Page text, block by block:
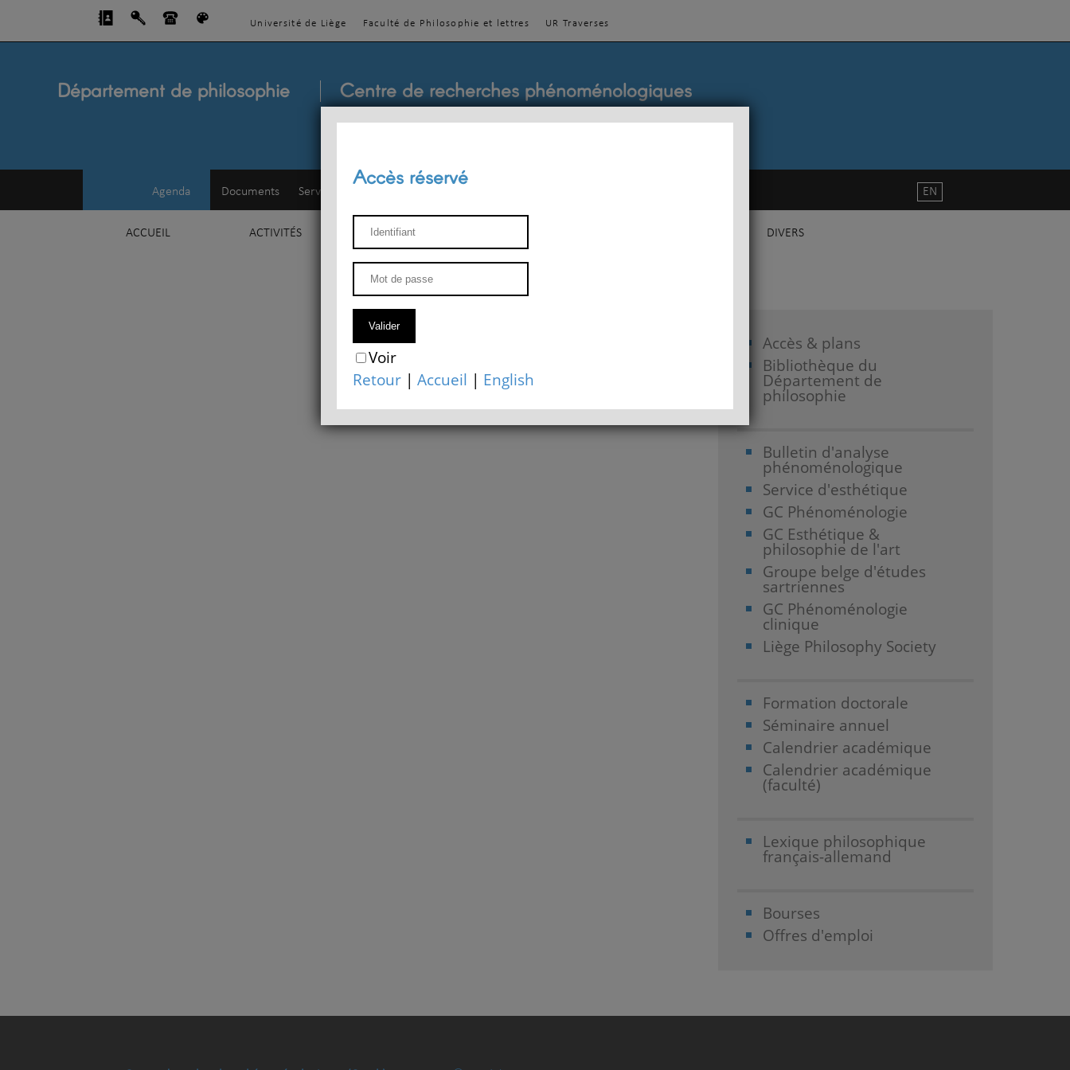
Université de Liège Faculté de Philosophie et lettres UR Traverses
Département de philosophie Centre de recherches phénoménologiques
Agenda Documents Service d'esthétique
ACCUEIL ACTIVITÉS ENSEIGNEMENT DIVERS
EN
Accès & plans
Bibliothèque du
Département de
philosophie
Bulletin d'analyse
phénoménologique
Service d'esthétique
GC Phénoménologie
GC Esthétique &
philosophie de l'art
Groupe belge d'études
sartriennes
GC Phénoménologie
clinique
Liège Philosophy Society
Formation doctorale
Séminaire annuel
Calendrier académique
Calendrier académique
(faculté)
Lexique philosophique
français-allemand
Bourses
Offres d'emploi
Accès réservé
Voir
Retour |Accueil | English